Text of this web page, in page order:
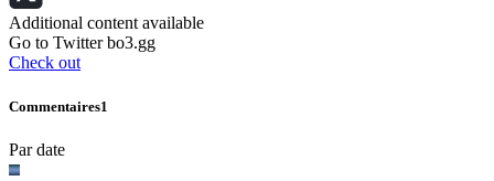
Additional content available
Go to Twitter bo3.gg
Check out
Commentaires1
Par date